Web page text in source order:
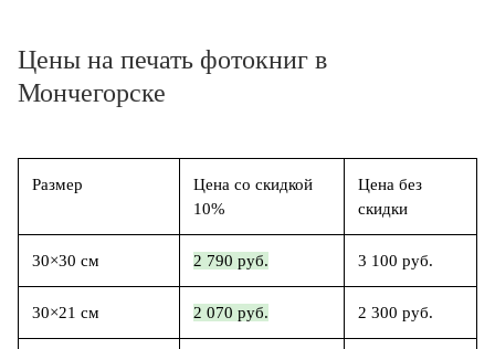
Цены на печать фотокниг в
Мончегорске
Размер
Цена со скидкой
10%
Цена без
скидки
30×30 см 2 790 руб. 3 100 руб.
30×21 см 2 070 руб. 2 300 руб.